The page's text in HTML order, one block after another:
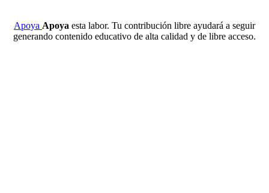
Apoya Apoya esta labor. Tu contribución libre ayudará a seguir
generando contenido educativo de alta calidad y de libre acceso.